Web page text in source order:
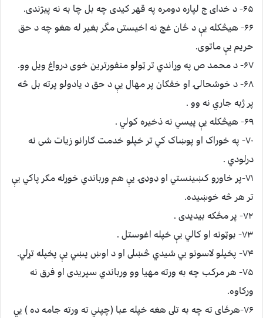
۶۵- د خداى ج لپاره دومره په قهر کيدى چه بل چا به نه پيژندى.
۶۶- هيڅکله يې د ځان غچ نه اخيستى ﻣﮕﺮ بغير له هغو چه د ﺣﻖ
حريم يې ماتوى.
۶۷- د محمد ص په وړاندي تر ټولو ﻣﻨﻔﻮﺭﺗﺮين خوى درواغ ويل وو.
۶۸- د خوشحالۍ او خفګان پر مهال يې د حق د يادولو پرته بل څه
پر ژبه جاري نه وو .
۶۹- هيڅکله يې پيسي نه ذخيره کولي .
۷۰- په ﺧﻮﺭﺍﮎ اﻭ ﭘﻮښاﮎ کي تر خپلو خدمت ګارانو زيات شى نه
درلودي .
۷۱-پر خاورو کښينستي او ډوډۍ يې هم ورباندي خوړله مګر پاکي يې
تر هر څه خوښيده.
۷۲- پر مځکه بيديدى .
۷۳- بوټونه او کالي يې خپله اغوستل .
۷۴- پخپلو لاسونو يي شيدي څښلى او د اوښ پښي يې پخپله تړلي.
۷۵- ﻫﺮ ﻣﺮکب چه به ورته ﻣﻬﻴﺎ وو ورباندي سپريدى او فرق نه
ورکاوه.
۷۶-ﻫﺮځاى ته چه به تلى هغه خپله عبا (چپني ته ورته جامه ده ) يي